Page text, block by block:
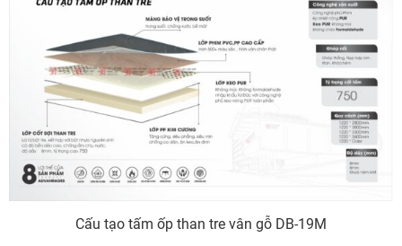
Cấu tạo tấm ốp than tre vân gỗ DB-19M